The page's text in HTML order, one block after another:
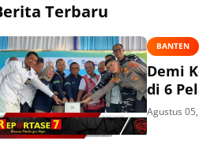
Terbaru
BANTEN
Demi
di 6
Agustus